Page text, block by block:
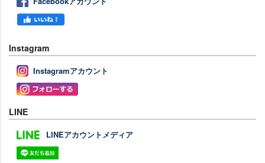
Instagram
Instagramアカウント
LINE
LINEアカウントメディア